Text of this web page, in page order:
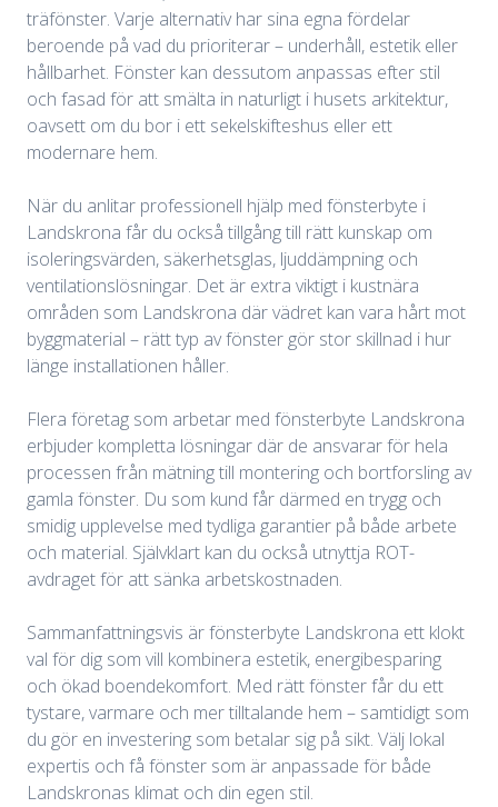
träfönster. Varje alternativ har sina egna fördelar
beroende på vad du prioriterar – underhåll, estetik eller
hållbarhet. Fönster kan dessutom anpassas efter stil
och fasad för att smälta in naturligt i husets arkitektur,
oavsett om du bor i ett sekelskifteshus eller ett
modernare hem.
När du anlitar professionell hjälp med fönsterbyte i
Landskrona får du också tillgång till rätt kunskap om
isoleringsvärden, säkerhetsglas, ljuddämpning och
ventilationslösningar. Det är extra viktigt i kustnära
områden som Landskrona där vädret kan vara hårt mot
byggmaterial – rätt typ av fönster gör stor skillnad i hur
länge installationen håller.
Flera företag som arbetar med fönsterbyte Landskrona
erbjuder kompletta lösningar där de ansvarar för hela
processen från mätning till montering och bortforsling av
gamla fönster. Du som kund får därmed en trygg och
smidig upplevelse med tydliga garantier på både arbete
och material. Självklart kan du också utnyttja ROT-
avdraget för att sänka arbetskostnaden.
Sammanfattningsvis är fönsterbyte Landskrona ett klokt
val för dig som vill kombinera estetik, energibesparing
och ökad boendekomfort. Med rätt fönster får du ett
tystare, varmare och mer tilltalande hem – samtidigt som
du gör en investering som betalar sig på sikt. Välj lokal
expertis och få fönster som är anpassade för både
Landskronas klimat och din egen stil.